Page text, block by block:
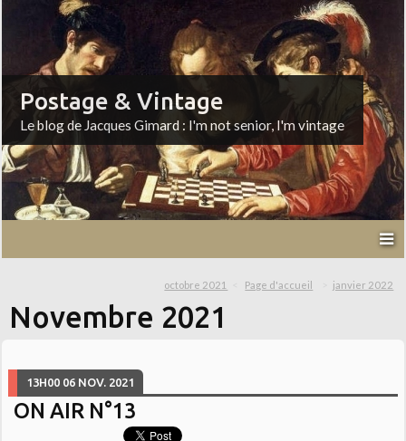
Postage & Vintage
Le blog de Jacques Gimard : I'm not senior, I'm vintage
octobre 2021 Page d'accueil janvier 2022
Novembre 2021
13H00 06 NOV. 2021
ON AIR N°13